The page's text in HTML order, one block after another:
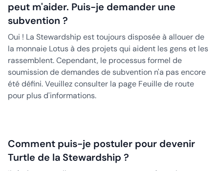
peut m'aider. Puis-je demander une
subvention ?
Oui ! La Stewardship est toujours disposée à allouer de
la monnaie Lotus à des projets qui aident les gens et les
rassemblent. Cependant, le processus formel de
soumission de demandes de subvention n'a pas encore
été défini. Veuillez consulter la page Feuille de route
pour plus d'informations.
Comment puis-je postuler pour devenir
Turtle de la Stewardship ?